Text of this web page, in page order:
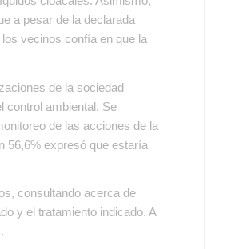
a pesar de la declarada
vecinos confía en que la
de la sociedad
control ambiental. Se
de las acciones de la
56,6% expresó que estaría
consultando acerca de
y el tratamiento indicado. A